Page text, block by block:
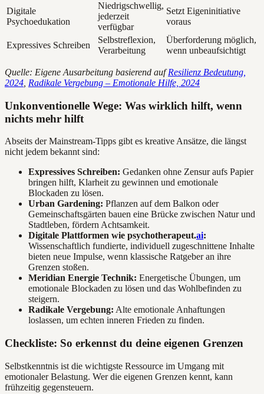
Digitale
Psychoedukation
Niedrigschwellig,
jederzeit
verfügbar
Setzt Eigeninitiative
voraus
Expressives Schreiben
Selbstreflexion,
Verarbeitung
Überforderung möglich,
wenn unbeaufsichtigt
Quelle: Eigene Ausarbeitung basierend aufResilienz Bedeutung,
2024 Radikale Vergebung – Emotionale Hilfe, 2024
Unkonventionelle Wege: Was wirklich hilft, wenn
nichts mehr hilft
Abseits der Mainstream-Tipps gibt es kreative Ansätze, die längst
nicht jedem bekannt sind:
Expressives Schreiben: Gedanken ohne Zensur aufs Papier
bringen hilft, Klarheit zu gewinnen und emotionale
Blockaden zu lösen.
Urban Gardening: Pflanzen auf dem Balkon oder
Gemeinschaftsgärten bauen eine Brücke zwischen Natur und
Stadtleben, fördern Achtsamkeit.
Digitale Plattformen wie psychotherapeut.ai:
Wissenschaftlich fundierte, individuell zugeschnittene Inhalte
bieten neue Impulse, wenn klassische Ratgeber an ihre
Grenzen stoßen.
Meridian Energie Technik: Energetische Übungen, um
emotionale Blockaden zu lösen und das Wohlbefinden zu
steigern.
Radikale Vergebung: Alte emotionale Anhaftungen
loslassen, um echten inneren Frieden zu finden.
Checkliste: So erkennst du deine eigenen Grenzen
Selbstkenntnis ist die wichtigste Ressource im Umgang mit
emotionaler Belastung. Wer die eigenen Grenzen kennt, kann
frühzeitig gegensteuern.